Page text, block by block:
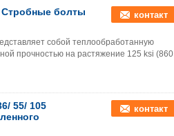
Стробные болты
контакт
собой теплообработанную
прочностью на растяжение 125 ksi (860
55/ 105
контакт